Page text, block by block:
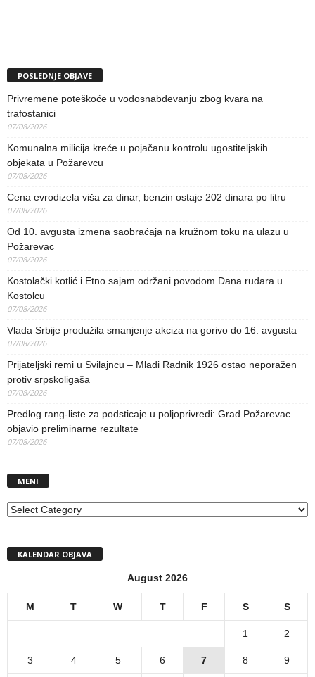
POSLEDNJE OBJAVE
Privremene poteškoće u vodosnabdevanju zbog kvara na
trafostanici
07/08/2026
Komunalna milicija kreće u pojačanu kontrolu ugostiteljskih
objekata u Požarevcu
07/08/2026
Cena evrodizela viša za dinar, benzin ostaje 202 dinara po litru
07/08/2026
Od 10. avgusta izmena saobraćaja na kružnom toku na ulazu u
Požarevac
07/08/2026
Kostolački kotlić i Etno sajam održani povodom Dana rudara u
Kostolcu
07/08/2026
Vlada Srbije produžila smanjenje akciza na gorivo do 16. avgusta
07/08/2026
Prijateljski remi u Svilajncu – Mladi Radnik 1926 ostao neporažen
protiv srpskoligaša
07/08/2026
Predlog rang-liste za podsticaje u poljoprivredi: Grad Požarevac
objavio preliminarne rezultate
07/08/2026
MENI
MENI
KALENDAR OBJAVA
August 2026
M T W T F S S
1 2
3 4 5 6 7 8 9